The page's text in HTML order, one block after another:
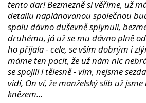
tento dar! Bezmezně si věříme, už
detailu naplánovanou společnou
spolu dávno duševně splynuli,
druhému, já už se mu dávno plně
ho přijala - cele, se vším dobrým i
máme ten pocit, že už nám nic
se spojili i tělesně - vím, nejsme
vidí, On ví, že manželský slib už
knězem...